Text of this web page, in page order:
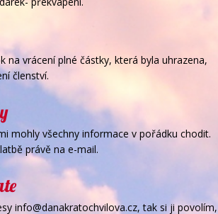
na vrácení plné částky, která byla uhrazena,
členství.
mohly všechny informace v pořádku chodit.
právě na e-mail.
info@danakratochvilova.cz, tak si ji povolím,